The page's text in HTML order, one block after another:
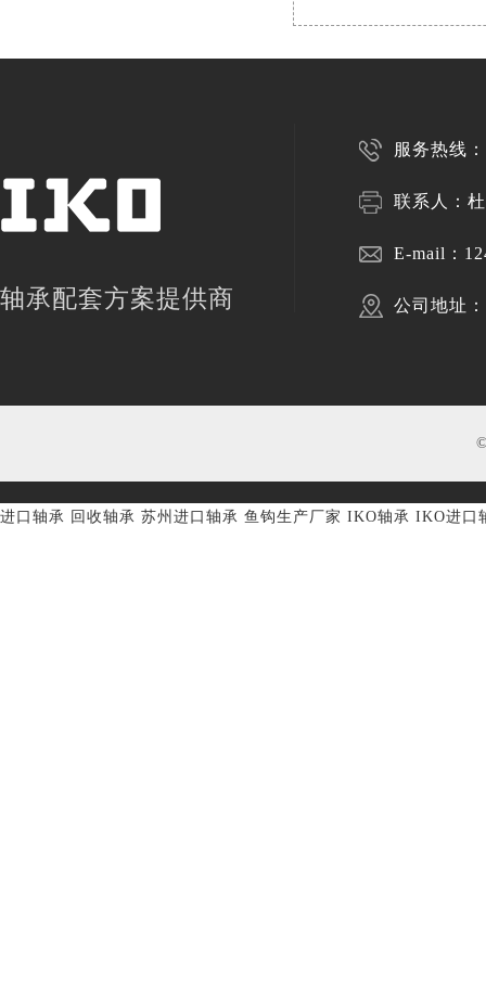
轴承配套方案提供商
服务热线
联系人：
E-mail：
公司地址
进口轴承 回收轴承 苏州进口轴承 鱼钩生产厂家 IKO轴承 IKO进口